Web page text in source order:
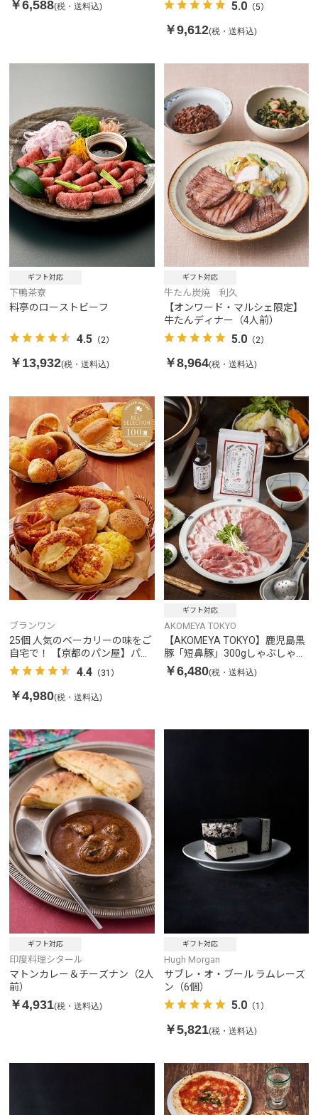
￥6,588(税・送料込) 5.0（5）
￥9,612(税・送料込)
ギフト対応
下鴨茶寮
料亭のローストビーフ
4.5 （2）
￥13,932(税・送料込)
ギフト対応
牛たん炭焼 利久
【オンワード・マルシェ限定】
牛たんディナー（4人前）
5.0（2）
￥8,964(税・送料込)
ブランワン
25個 人気のベーカリーの味をご
自宅で！ 【京都のパン屋】パン
激戦区の京都で人気のベーカリ
ー 店主おまかせ
4.4 （31）
￥4,980(税・送料込)
ギフト対応
AKOMEYA TOKYO
【AKOMEYA TOKYO】鹿児島黒
豚「短鼻豚」300gしゃぶしゃぶ
セット
￥6,480(税・送料込)
ギフト対応
印度料理シタール
マトンカレー＆チーズナン（2人
前）
￥4,931(税・送料込)
ギフト対応
Hugh Morgan
サブレ・オ・ブール ラムレーズ
ン（6個）
5.0（1）
￥5,821(税・送料込)